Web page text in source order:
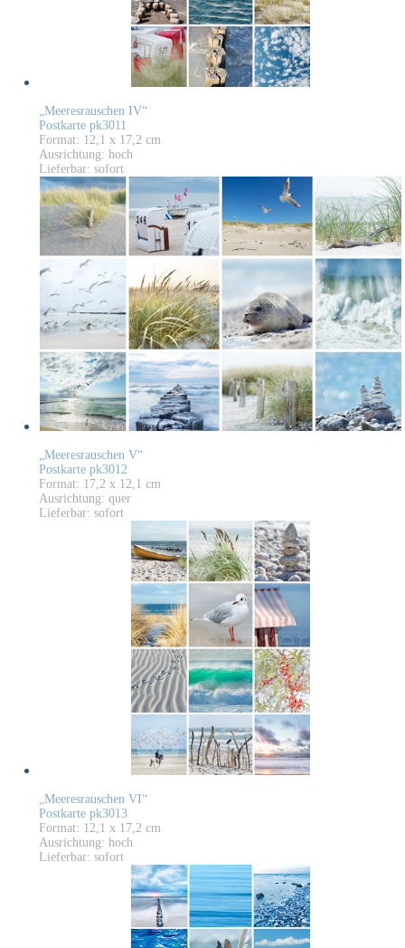
„Meeresrauschen IV“
Postkarte pk3011
Format: 12,1 x 17,2 cm
Ausrichtung: hoch
Lieferbar: sofort
„Meeresrauschen V“
Postkarte pk3012
Format: 17,2 x 12,1 cm
Ausrichtung: quer
Lieferbar: sofort
„Meeresrauschen VI“
Postkarte pk3013
Format: 12,1 x 17,2 cm
Ausrichtung: hoch
Lieferbar: sofort